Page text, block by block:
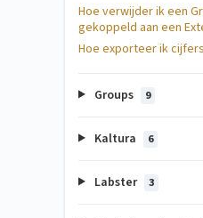
Hoe verwijder ik een
gekoppeld aan een
Hoe exporteer ik
Groups 9
Kaltura 6
Labster 3